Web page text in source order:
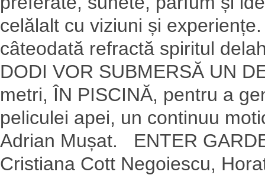
celălalt cu viziuni și
câteodată refractă spiritul
DODI VOR SUBMERSĂ UN
metri, ÎN PISCINĂ, pentru a
peliculei apei, un continuu
Adrian Mușat. ENTER
Cristiana Cott Negoiescu,